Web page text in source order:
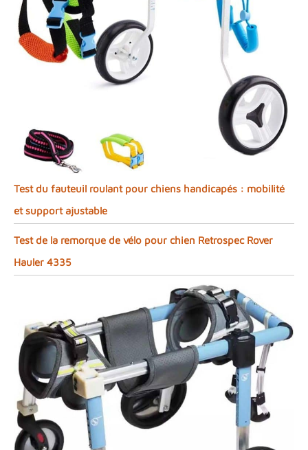
Test du fauteuil roulant pour chiens handicapés : mobilité
et support ajustable
Test de la remorque de vélo pour chien Retrospec Rover
Hauler 4335